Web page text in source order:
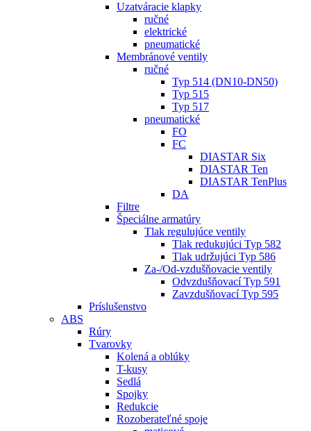
Uzatváracie klapky
ručné
elektrické
pneumatické
Membránové ventily
ručné
Typ 514 (DN10-DN50)
Typ 515
Typ 517
pneumatické
FO
FC
DIASTAR Six
DIASTAR Ten
DIASTAR TenPlus
DA
Filtre
Špeciálne armatúry
Tlak regulujúce ventily
Tlak redukujúci Typ 582
Tlak udržujúci Typ 586
Za-/Od-vzdušňovacie ventily
Odvzdušňovací Typ 591
Zavzdušňovací Typ 595
Príslušenstvo
ABS
Rúry
Tvarovky
Kolená a oblúky
T-kusy
Sedlá
Spojky
Redukcie
Rozoberateľné spoje